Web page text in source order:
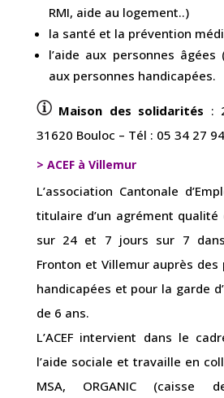
RMI, aide au logement..)
la santé et la prévention
l’aide aux personnes âgées
aux personnes handicapées.
Maison des solidarités :
31620 Bouloc – Tél : 05 34 27
> ACEF à Villemur
L’association Cantonale
titulaire d’un agrément
sur 24 et 7 jours sur 7
Fronton et Villemur auprès des
handicapées et pour la garde
de 6 ans.
L’ACEF intervient dans le
l’aide sociale et travaille en
MSA, ORGANIC (caisse